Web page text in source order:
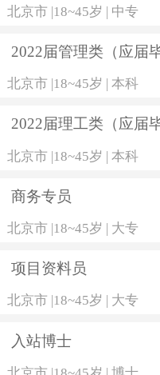
北京市 |18~45岁 | 中专
2022届管理类（应届
北京市 18~45岁 本科
2022届理工类（应届
北京市 |18~45岁 | 本科
商务专员
北京市 |18~45岁 | 大专
项目资料员
北京市 18~45岁 大专
入站博士